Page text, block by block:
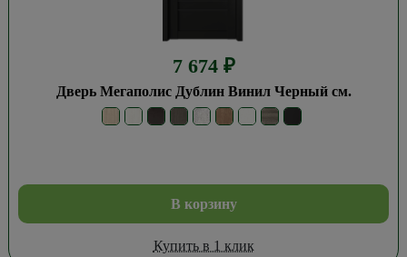
7 674 ₽
Дверь Мегаполис Дублин Винил Черный см.
В корзину
Купить в 1 клик